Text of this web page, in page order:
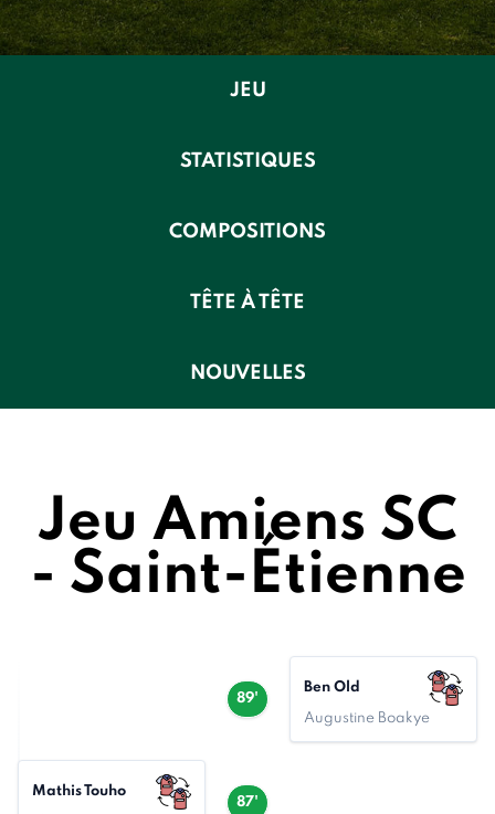
JEU
STATISTIQUES
COMPOSITIONS
TÊTE À TÊTE
NOUVELLES
Jeu Amiens SC
- Saint-Étienne
89'
Ben Old
Augustine Boakye
87'
Mathis Touho